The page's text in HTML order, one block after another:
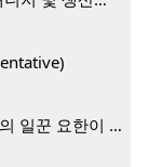
진짜가 나타났다! 30년 경력 건축가, 하나님의 일꾼 요한이 책임 시공합니다.